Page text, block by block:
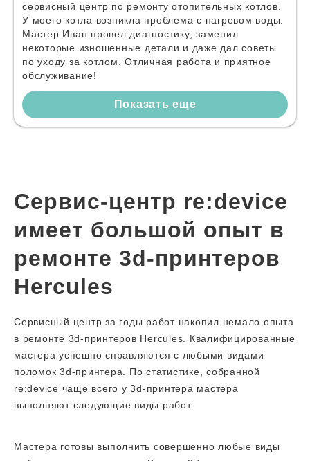
сервисный центр по ремонту отопительных котлов.
У моего котла возникла проблема с нагревом воды.
Мастер Иван провел диагностику, заменил
некоторые изношенные детали и даже дал советы
по уходу за котлом. Отличная работа и приятное
обслуживание!
Показать еще
Сервис-центр re:device
имеет большой опыт в
ремонте 3d-принтеров
Hercules
Сервисный центр за годы работ накопил немало опыта
в ремонте 3d-принтеров Hercules. Квалифицированные
мастера успешно справляются с любыми видами
поломок 3d-принтера. По статистике, собранной
re:device чаще всего у 3d-принтера мастера
выполняют следующие виды работ:
Мастера готовы выполнить совершенно любые виды